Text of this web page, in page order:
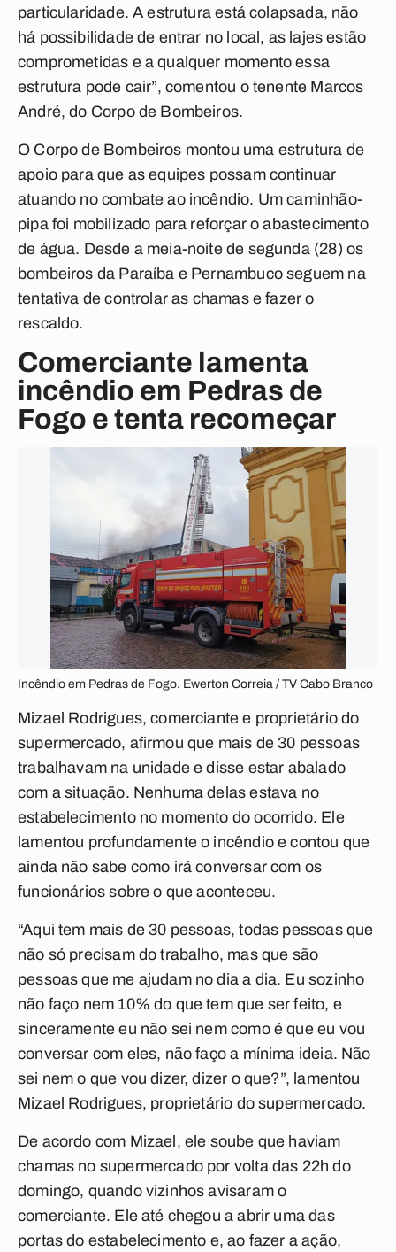
particularidade. A estrutura está colapsada, não
há possibilidade de entrar no local, as lajes estão
comprometidas e a qualquer momento essa
estrutura pode cair”, comentou o tenente Marcos
André, do Corpo de Bombeiros.
O Corpo de Bombeiros montou uma estrutura de
apoio para que as equipes possam continuar
atuando no combate ao incêndio. Um caminhão-
pipa foi mobilizado para reforçar o abastecimento
de água. Desde a meia-noite de segunda (28) os
bombeiros da Paraíba e Pernambuco seguem na
tentativa de controlar as chamas e fazer o
rescaldo.
Comerciante lamenta
incêndio em Pedras de
Fogo e tenta recomeçar
Incêndio em Pedras de Fogo. Ewerton Correia / TV Cabo Branco
Mizael Rodrigues, comerciante e proprietário do
supermercado, afirmou que mais de 30 pessoas
trabalhavam na unidade e disse estar abalado
com a situação. Nenhuma delas estava no
estabelecimento no momento do ocorrido. Ele
lamentou profundamente o incêndio e contou que
ainda não sabe como irá conversar com os
funcionários sobre o que aconteceu.
“Aqui tem mais de 30 pessoas, todas pessoas que
não só precisam do trabalho, mas que são
pessoas que me ajudam no dia a dia. Eu sozinho
não faço nem 10% do que tem que ser feito, e
sinceramente eu não sei nem como é que eu vou
conversar com eles, não faço a mínima ideia. Não
sei nem o que vou dizer, dizer o que?”, lamentou
Mizael Rodrigues, proprietário do supermercado.
De acordo com Mizael, ele soube que haviam
chamas no supermercado por volta das 22h do
domingo, quando vizinhos avisaram o
comerciante. Ele até chegou a abrir uma das
portas do estabelecimento e, ao fazer a ação,